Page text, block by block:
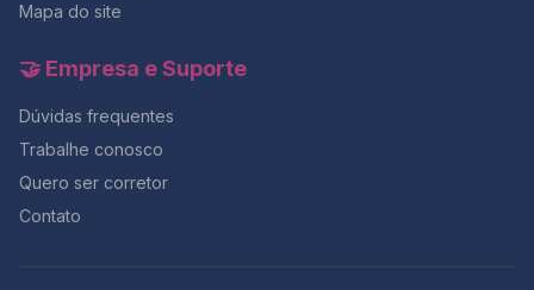
Mapa do site
🤝 Empresa e Suporte
Dúvidas frequentes
Trabalhe conosco
Quero ser corretor
Contato